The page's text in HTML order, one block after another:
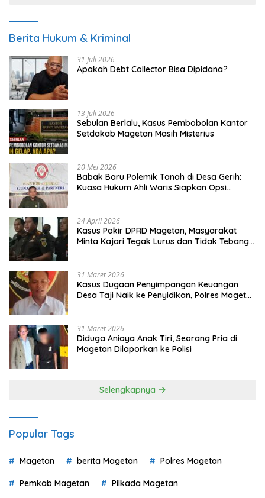
Berita Hukum & Kriminal
31 Juli 2026
Apakah Debt Collector Bisa Dipidana?
13 Juli 2026
Sebulan Berlalu, Kasus Pembobolan Kantor
Setdakab Magetan Masih Misterius
20 Mei 2026
Babak Baru Polemik Tanah di Desa Gerih:
Kuasa Hukum Ahli Waris Siapkan Opsi
24 April 2026
Kasus Pokir DPRD Magetan, Masyarakat
Minta Kajari Tegak Lurus dan Tidak Tebang
31 Maret 2026
Kasus Dugaan Penyimpangan Keuangan
Desa Taji Naik ke Penyidikan, Polres Magetan
31 Maret 2026
Diduga Aniaya Anak Tiri, Seorang Pria di
Magetan Dilaporkan ke Polisi
Selengkapnya
Popular Tags
Magetan berita Magetan Polres Magetan
Pemkab Magetan Pilkada Magetan